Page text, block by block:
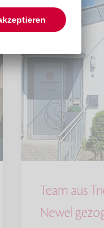
Team aus
Newel